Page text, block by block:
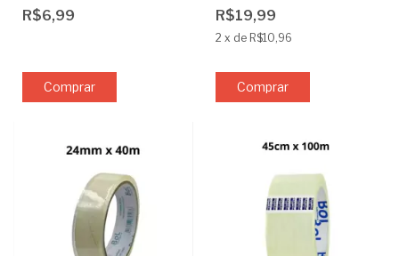
R$6,99 R$19,99
2 x de R$10,96